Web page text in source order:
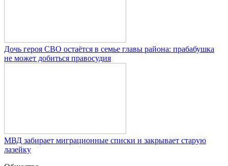
Дочь героя СВО остаётся в семье главы района: прабабушка
не может добиться правосудия
МВД забирает миграционные списки и закрывает старую
лазейку